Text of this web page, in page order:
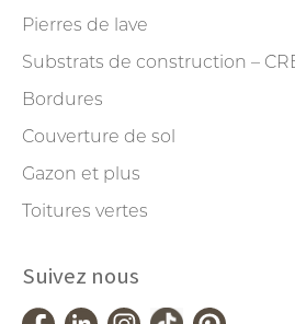
Pierres de lave
Substrats de construction –
Bordures
Couverture de sol
Gazon et plus
Toitures vertes
Suivez nous